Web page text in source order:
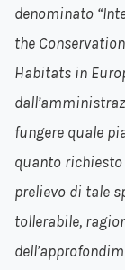
denominato
the
Habitats in
fungere quale
quanto
prelievo di tale
tollerabile,